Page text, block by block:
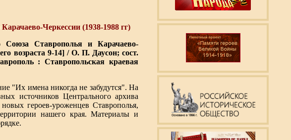
Черкессии (1938-1988 гг)
Союза Ставрополья и Карачаево-
возраста 9-14] / О. П. Даусон; сост.
: Ставропольская краевая
"Их имена никогда не забудутся". На
источников Центрального архива
героев-уроженцев Ставрополья,
нашего края. Материалы и